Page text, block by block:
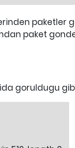
paket
goruldugu